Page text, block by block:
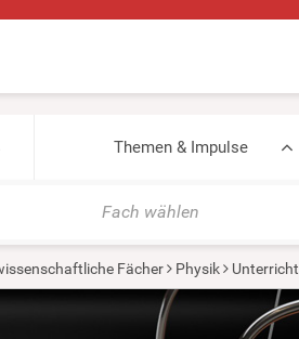
Themen & Impulse
Fach wählen
Fächer Physik